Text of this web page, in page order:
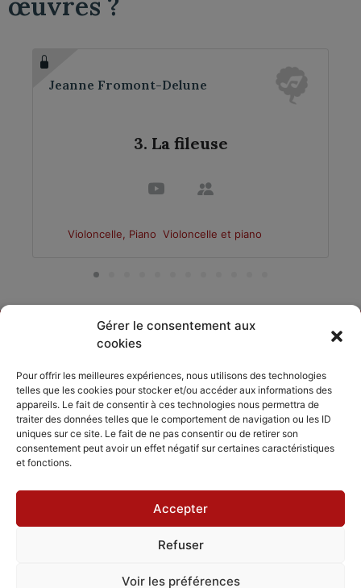
Gérer le consentement aux
cookies
Pour offrir les meilleures expériences, nous utilisons des technologies
telles que les cookies pour stocker et/ou accéder aux informations des
appareils. Le fait de consentir à ces technologies nous permettra de
traiter des données telles que le comportement de navigation ou les ID
uniques sur ce site. Le fait de ne pas consentir ou de retirer son
consentement peut avoir un effet négatif sur certaines caractéristiques
et fonctions.
Accepter
Refuser
Voir les préférences
Jeanne Fromont-Delune
3. La fileuse
Violoncelle, Piano Violoncelle et piano
Les compositeurs
Le répertoire
Inviter
Feedback
Les séjours
musicaux
Accordissimo
L'application
Politique de cookies